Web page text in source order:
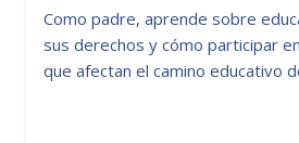
Como padre, aprende sobre
sus derechos y cómo participar
que afectan el camino educativo